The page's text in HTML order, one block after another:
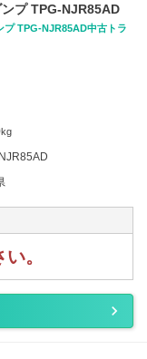
プ TPG-NJR85AD
プ TPG-NJR85AD中古トラ
kg
。